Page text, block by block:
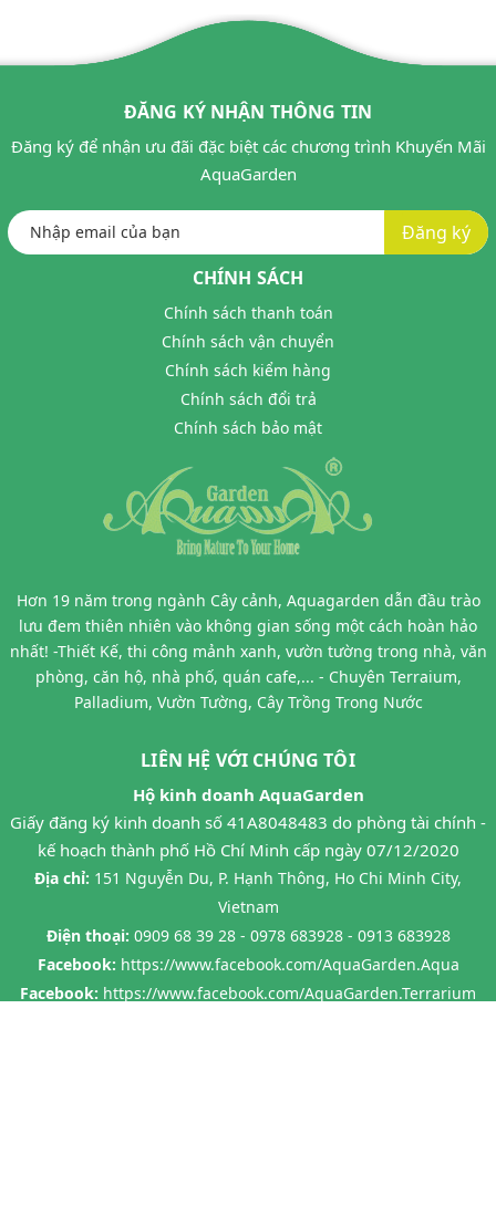
ĐĂNG KÝ NHẬN THÔNG TIN
Đăng ký để nhận ưu đãi đặc biệt các chương trình Khuyến Mãi
AquaGarden
Đăng ký
CHÍNH SÁCH
Chính sách thanh toán
Chính sách vận chuyển
Chính sách kiểm hàng
Chính sách đổi trả
Chính sách bảo mật
Hơn 19 năm trong ngành Cây cảnh, Aquagarden dẫn đầu trào
lưu đem thiên nhiên vào không gian sống một cách hoàn hảo
nhất! -Thiết Kế, thi công mảnh xanh, vườn tường trong nhà, văn
phòng, căn hộ, nhà phố, quán cafe,... - Chuyên Terraium,
Palladium, Vườn Tường, Cây Trồng Trong Nước
LIÊN HỆ VỚI CHÚNG TÔI
Hộ kinh doanh AquaGarden
Giấy đăng ký kinh doanh số 41A8048483 do phòng tài chính -
kế hoạch thành phố Hồ Chí Minh cấp ngày 07/12/2020
Địa chỉ: 151 Nguyễn Du, P. Hạnh Thông, Ho Chi Minh City,
Vietnam
Điện thoại: 0909 68 39 28 - 0978 683928 - 0913 683928
Facebook: https://www.facebook.com/AquaGarden.Aqua
Facebook: https://www.facebook.com/AquaGarden.Terrarium